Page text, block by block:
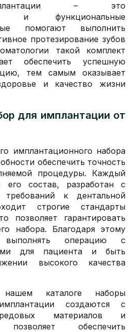
– это
и функциональные
помогают выполнить
протезирование зубов
такой комплект
обеспечить успешную
тем самым оказывает
и качество жизни
для имплантации от
имплантационного набора
обеспечить точность
процедуры. Каждый
состав, разработан с
к дентальной
строгие стандарты
позволяет гарантировать
набора. Благодаря этому
выполнять операцию с
для пациента и быть
высокого качества
каталоге наборы
создаются с
материалов и
обеспечить